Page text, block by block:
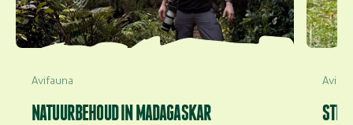
Avifauna
NATUURBEHOUD IN MADAGASKAR